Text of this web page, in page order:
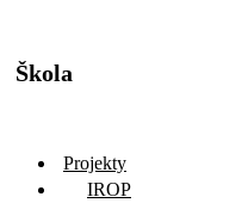
Škola
Projekty
IROP